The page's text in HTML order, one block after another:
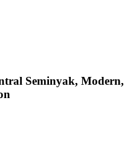
Seminyak, Modern,